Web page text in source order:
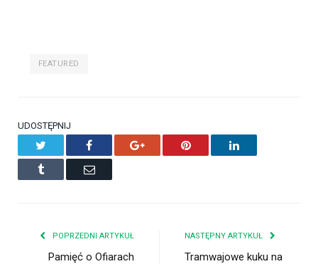
FEATURED
UDOSTĘPNIJ
Facebook Google+ Pinterest LinkedIn
Tumblr Email
POPRZEDNI ARTYKUŁ
Pamięć o Ofiarach
NASTĘPNY ARTYKUŁ
Tramwajowe kuku na